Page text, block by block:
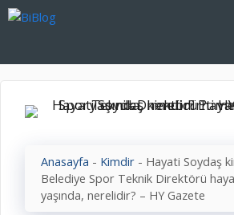
İçeriğe
Anasayfa - Kimdir - Hayati Soydaş
Belediye Spor Teknik Direktörü
yaşında, nerelidir? – HY Gazete